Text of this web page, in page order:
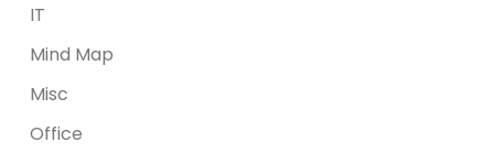
IT
Mind Map
Misc
Office